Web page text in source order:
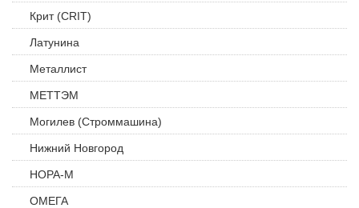
Крит (CRIT)
Латунина
Металлист
МЕТТЭМ
Могилев (Строммашина)
Нижний Новгород
НОРА-М
ОМЕГА